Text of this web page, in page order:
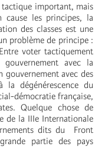
important, mais
les principes, la
des classes est une
problème de principe :
voter tactiquement
avec la
avec des
dégénérescence du
démocratie française,
Quelque chose de
de la IIIe Internationale
dits du Front
partie des pays